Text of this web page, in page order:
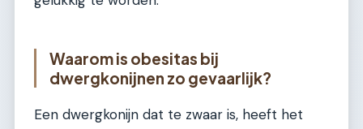
Waarom is obesitas bij
dwergkonijnen zo gevaarlijk?
Een dwergkonijn dat te zwaar is, heeft het